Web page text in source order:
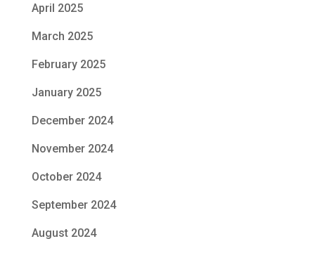
April 2025
March 2025
February 2025
January 2025
December 2024
November 2024
October 2024
September 2024
August 2024